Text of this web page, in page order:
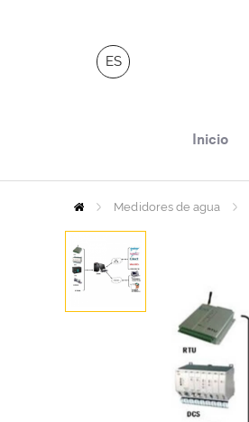
ES
Inicio
Inicio
Medidores de agua